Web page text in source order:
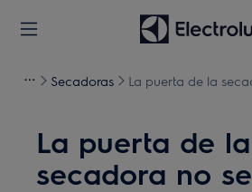
Secadoras La puerta de la
La puerta de la
secadora no